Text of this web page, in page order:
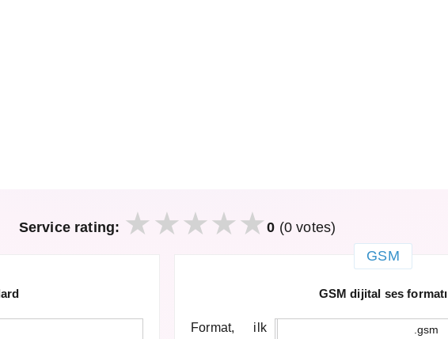
Service rating: 0 (0 votes)
GSM
GSM dijital ses formatı
.gsm
Format, ilk